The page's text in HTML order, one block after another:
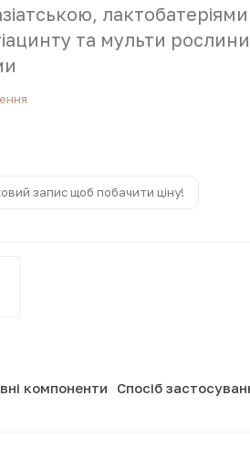
лактобатеріями
та мульти
запис щоб побачити ціну!
компоненти
Спосіб